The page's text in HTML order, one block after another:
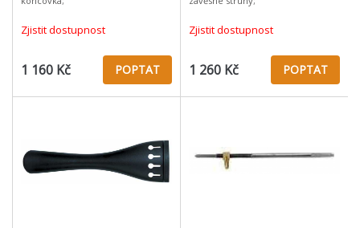
Zjistit dostupnost
1 160 Kč POPTAT
Zjistit dostupnost
1 260 Kč POPTAT